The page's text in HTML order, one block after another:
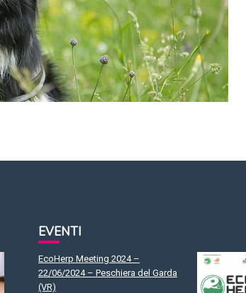
EVENTI
EcoHerp Meeting 2024 –
22/06/2024 – Peschiera del Garda
(VR)